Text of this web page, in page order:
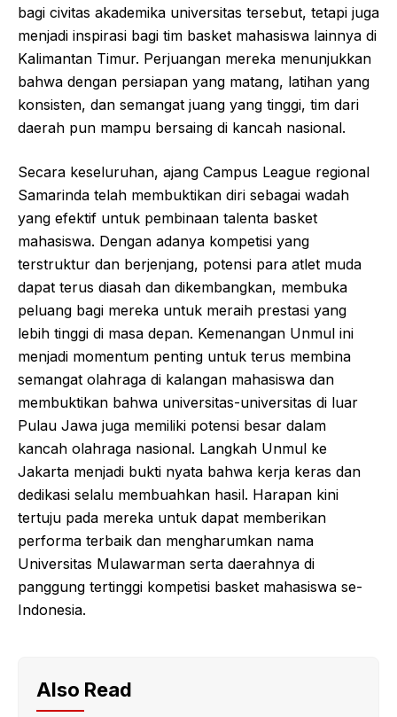
bagi civitas akademika universitas tersebut, tetapi juga
menjadi inspirasi bagi tim basket mahasiswa lainnya di
Kalimantan Timur. Perjuangan mereka menunjukkan
bahwa dengan persiapan yang matang, latihan yang
konsisten, dan semangat juang yang tinggi, tim dari
daerah pun mampu bersaing di kancah nasional.
Secara keseluruhan, ajang Campus League regional
Samarinda telah membuktikan diri sebagai wadah
yang efektif untuk pembinaan talenta basket
mahasiswa. Dengan adanya kompetisi yang
terstruktur dan berjenjang, potensi para atlet muda
dapat terus diasah dan dikembangkan, membuka
peluang bagi mereka untuk meraih prestasi yang
lebih tinggi di masa depan. Kemenangan Unmul ini
menjadi momentum penting untuk terus membina
semangat olahraga di kalangan mahasiswa dan
membuktikan bahwa universitas-universitas di luar
Pulau Jawa juga memiliki potensi besar dalam
kancah olahraga nasional. Langkah Unmul ke
Jakarta menjadi bukti nyata bahwa kerja keras dan
dedikasi selalu membuahkan hasil. Harapan kini
tertuju pada mereka untuk dapat memberikan
performa terbaik dan mengharumkan nama
Universitas Mulawarman serta daerahnya di
panggung tertinggi kompetisi basket mahasiswa se-
Indonesia.
Also Read